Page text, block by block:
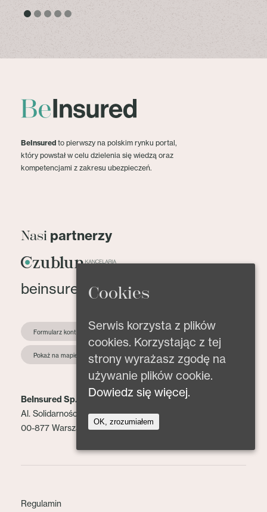
BeInsured to pierwszy na polskim rynku portal,
który powstał w celu dzielenia się wiedzą oraz
kompetencjami z zakresu ubezpieczeń.
Nasi partnerzy
beinsured@beinsured.pl
Formularz kontaktowy
Pokaż na mapie
BeInsured Sp. z o.o.
Al. Solidarności 153 lok. 2
00-877 Warszawa
Regulamin
Cookies
Serwis korzysta z plików
cookies. Korzystając z tej
strony wyrażasz zgodę na
używanie plików cookie.
Dowiedz się więcej.
OK, zrozumiałem